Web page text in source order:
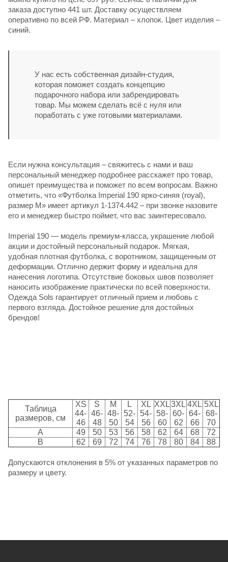
заказа доступно 441 шт. Доставку осуществляем
оперативно по всей РФ. Материал – хлопок. Цвет изделия –
синий.
У нас есть собственная дизайн-студия,
которая поможет создать концепцию
подарочного набора или забрендировать
товар. Мы можем сделать всё с нуля или
поработать с уже готовыми материалами.
Если нужна консультация – свяжитесь с нами и ваш
персональный менеджер подробнее расскажет про товар,
опишет преимущества и поможет по всем вопросам. Важно
отметить, что «Футболка Imperial 190 ярко-синяя (royal),
размер M» имеет артикул 1-1374.442 – при звонке назовите
его и менеджер быстро поймет, что вас заинтересовало.
Imperial 190 — модель премиум-класса, украшение любой
акции и достойный персональный подарок. Мягкая,
удобная плотная футболка, с воротником, защищенным от
деформации. Отлично держит форму и идеальна для
нанесения логотипа. Отсутствие боковых швов позволяет
наносить изображение практически по всей поверхности.
Одежда Sols гарантирует отличный прием и любовь с
первого взгляда. Достойное решение для достойных
брендов!
Таблица
размеров, см
XS
44-
46
S
46-
48
M
48-
50
L
52-
54
XL
54-
56
XXL
58-
60
3XL
60-
62
4XL
64-
66
5XL
68-
70
A
49 50 53 56 58 62 64 68
72
B
62 69 72 74 76 78 80 84 88
Допускаются отклонения в 5% от указанных параметров по
размеру и цвету.